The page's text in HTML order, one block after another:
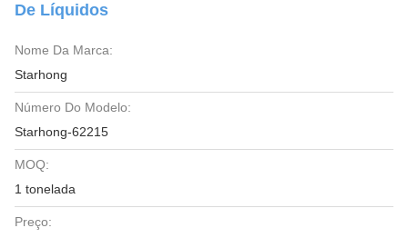
De Líquidos
Nome Da Marca:
Starhong
Número Do Modelo:
Starhong-62215
MOQ:
1 tonelada
Preço: